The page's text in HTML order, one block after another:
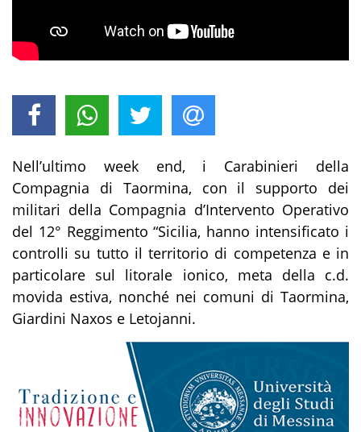
Nell’ultimo week end, i Carabinieri della
Compagnia di Taormina, con il supporto dei
militari della Compagnia d’Intervento Operativo
del 12° Reggimento “Sicilia, hanno intensificato i
controlli su tutto il territorio di competenza e in
particolare sul litorale ionico, meta della c.d.
movida estiva, nonché nei comuni di Taormina,
Giardini Naxos e Letojanni.